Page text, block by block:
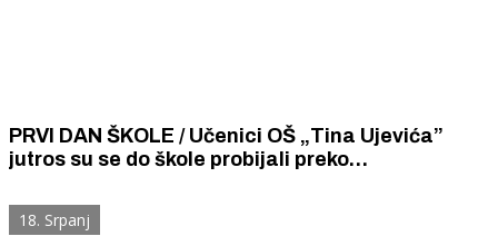
PRVI DAN ŠKOLE / Učenici OŠ „Tina Ujevića”
jutros su se do škole probijali preko
nikoga da ih zaštiti.
18. Srpanj